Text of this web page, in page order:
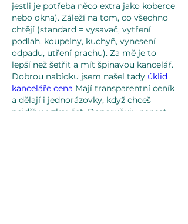
jestli je potřeba něco extra jako koberce
nebo okna). Záleží na tom, co všechno
chtějí (standard = vysavač, vytření
podlah, koupelny, kuchyň, vynesení
odpadu, utření prachu). Za mě je to
lepší než šetřit a mít špinavou kancelář.
Dobrou nabídku jsem našel tady úklid
kanceláře cena Mají transparentní ceník
a dělají i jednorázovky, když chceš
nejdřív vyzkoušet. Doporučuju napsat